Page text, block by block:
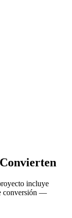
incluye
conversión —